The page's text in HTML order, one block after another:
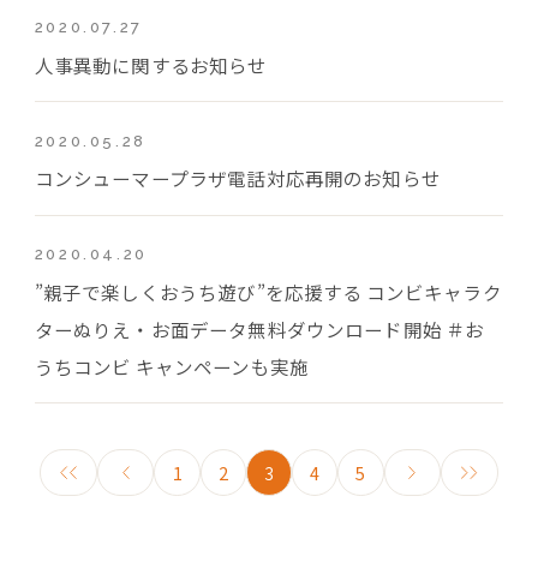
2020.07.27
人事異動に関するお知らせ
2020.05.28
コンシューマープラザ電話対応再開のお知らせ
2020.04.20
”親子で楽しくおうち遊び”を応援する コンビキャラク
ターぬりえ・お面データ無料ダウンロード開始 ＃お
うちコンビ キャンペーンも実施
1 2 3 4 5